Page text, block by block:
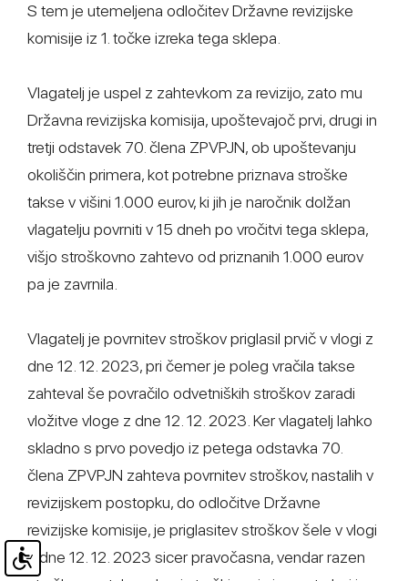
S tem je utemeljena odločitev Državne revizijske
komisije iz 1. točke izreka tega sklepa.
Vlagatelj je uspel z zahtevkom za revizijo, zato mu
Državna revizijska komisija, upoštevajoč prvi, drugi in
tretji odstavek 70. člena ZPVPJN, ob upoštevanju
okoliščin primera, kot potrebne priznava stroške
takse v višini 1.000 eurov, ki jih je naročnik dolžan
vlagatelju povrniti v 15 dneh po vročitvi tega sklepa,
višjo stroškovno zahtevo od priznanih 1.000 eurov
pa je zavrnila.
Vlagatelj je povrnitev stroškov priglasil prvič v vlogi z
dne 12. 12. 2023, pri čemer je poleg vračila takse
zahteval še povračilo odvetniških stroškov zaradi
vložitve vloge z dne 12. 12. 2023. Ker vlagatelj lahko
skladno s prvo povedjo iz petega odstavka 70.
člena ZPVPJN zahteva povrnitev stroškov, nastalih v
revizijskem postopku, do odločitve Državne
revizijske komisije, je priglasitev stroškov šele v vlogi
z dne 12. 12. 2023 sicer pravočasna, vendar razen